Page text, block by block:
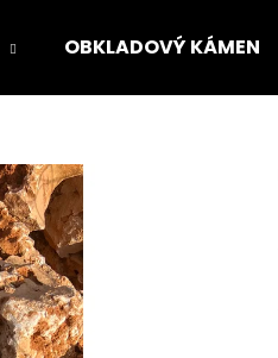
OBKLADOVÝ KÁMEN
Doporučujeme